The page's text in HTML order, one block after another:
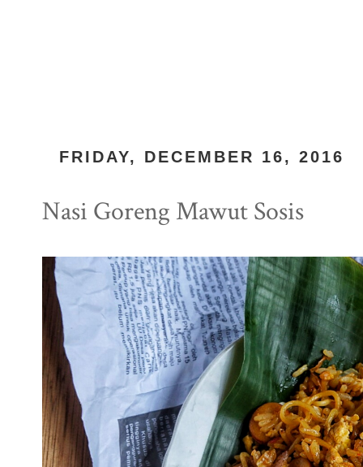
FRIDAY, DECEMBER 16, 2016
Nasi Goreng Mawut Sosis